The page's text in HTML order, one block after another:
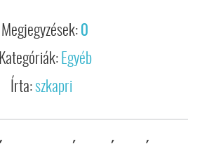
Megjegyzések: 0
Kategóriák: Egyéb
Írta:szkapri